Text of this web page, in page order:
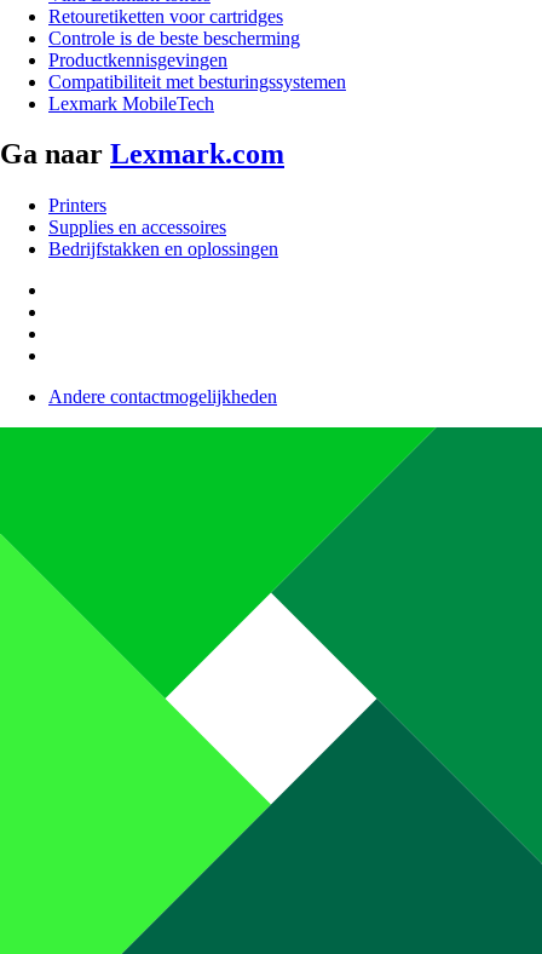
Retouretiketten voor cartridges
Controle is de beste bescherming
Productkennisgevingen
Compatibiliteit met besturingssystemen
Lexmark MobileTech
Ga naar Lexmark.com
Printers
Supplies en accessoires
Bedrijfstakken en oplossingen
Andere contactmogelijkheden